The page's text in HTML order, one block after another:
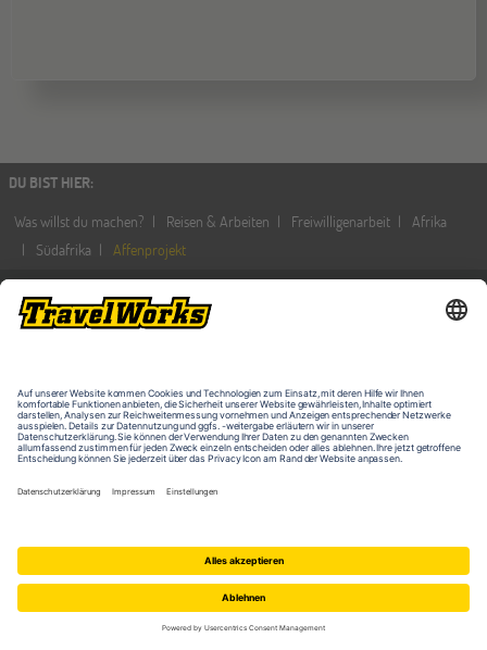
DU BIST HIER:
Was willst du machen?
Reisen & Arbeiten Freiwilligenarbeit
Afrika
Südafrika
Affenprojekt
Work & Travel
Freiwilligenarbeit
Auslandspraktikum
Sprachreisen für Erwachsene 16-99
Au Pair
Erlebnisreisen
Schüleraustausch
Sprachferien für Schüler 8-17 J.
Veranstaltungen
MyTravelWorks
Reisebedingungen
Kontakt & Impressum
KONTAKT